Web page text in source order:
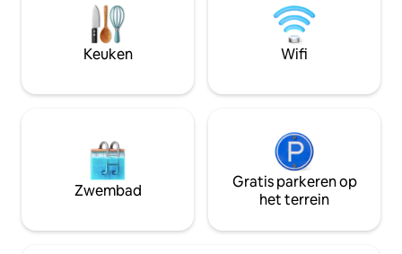
evenals een zithoek, onlangs
gerenoveerde badkamer helemaal voor
terrein om een veilige comfortabele
badkamer en
aanwezig zijn in
minuten naar
Keuken Wifi
Zwembad
Gratis parkeren op
het terrein